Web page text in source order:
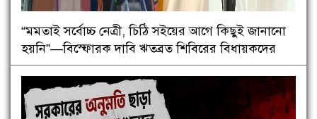
“মমতাই সর্বোচ্চ নেত্রী, চিঠি সইয়ের আগে কিছুই জানানো
হয়নি”—বিস্ফোরক দাবি ঋতব্রত শিবিরের বিধায়কদের